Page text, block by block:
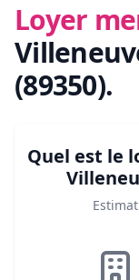
Loyer
(89350).
Quel est le